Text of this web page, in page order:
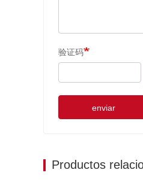
验证码
enviar
Productos